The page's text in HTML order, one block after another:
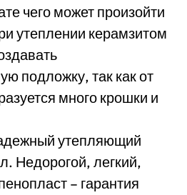
чего может произойти
утеплении керамзитом
подложку, так как от
много крошки и
утепляющий
Недорогой, легкий,
– гарантия